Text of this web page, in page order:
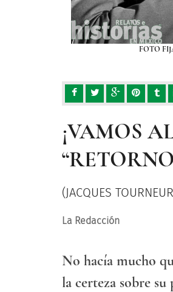
FOTO
¡VAMOS
(JACQUES
La Redacción
No hacía mucho
la certeza sobre